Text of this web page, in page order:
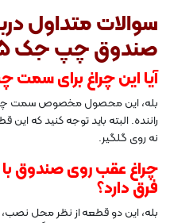
سوالات متداول
صندوق چپ جک S5
آیا این چراغ برای
بله، این محصول مخصوص سمت
راننده. البته باید توجه کنید که
نه روی گلگیر.
فرق دارد؟
بله، این دو قطعه از نظر محل